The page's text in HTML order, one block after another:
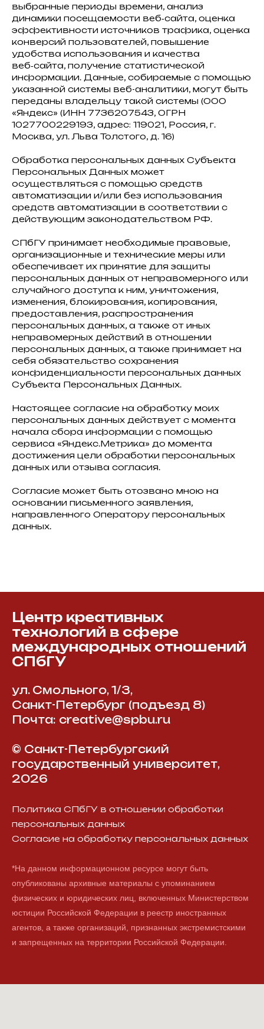
выбранные периоды времени, анализ
динамики посещаемости веб‑сайта, оценка
эффективности источников трафика, оценка
конверсий пользователей, повышение
удобства использования и качества
веб‑сайта, получение статистической
информации. Данные, собираемые с помощью
указанной системы веб-аналитики, могут быть
переданы владельцу такой системы (ООО
«Яндекс» (ИНН 7736207543, ОГРН
1027700229193, адрес: 119021, Россия, г.
Москва, ул. Льва Толстого, д. 16)
Обработка персональных данных Субъекта
Персональных Данных может
осуществляться с помощью средств
автоматизации и/или без использования
средств автоматизации в соответствии с
действующим законодательством РФ.
СПбГУ принимает необходимые правовые,
организационные и технические меры или
обеспечивает их принятие для защиты
персональных данных от неправомерного или
случайного доступа к ним, уничтожения,
изменения, блокирования, копирования,
предоставления, распространения
персональных данных, а также от иных
неправомерных действий в отношении
персональных данных, а также принимает на
себя обязательство сохранения
конфиденциальности персональных данных
Субъекта Персональных Данных.
Настоящее согласие на обработку моих
персональных данных действует с момента
начала сбора информации с помощью
сервиса «Яндекс.Метрика» до момента
достижения цели обработки персональных
данных или отзыва согласия.
Согласие может быть отозвано мною на
основании письменного заявления,
направленного Оператору персональных
данных.
Центр креативных
технологий в сфере
международных отношений
СПбГУ
ул. Смольного, 1/3,
Санкт-Петербург (подъезд 8)
Почта: creative@spbu.ru
© Санкт-Петербургский
государственный университет,
2026
Политика СПбГУ в отношении обработки
персональных данных
Согласие на обработку персональных данных
*На данном информационном ресурсе могут быть
опубликованы архивные материалы с упоминанием
физических и юридических лиц, включенных Министерством
юстиции Российской Федерации в реестр иностранных
агентов, а также организаций, признанных экстремистскими
и запрещенных на территории Российской Федерации.